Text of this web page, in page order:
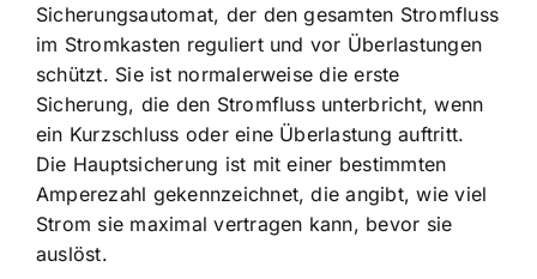
Sicherungsautomat, der den gesamten Stromfluss
im Stromkasten reguliert und vor Überlastungen
schützt. Sie ist normalerweise die erste
Sicherung, die den Stromfluss unterbricht, wenn
ein Kurzschluss oder eine Überlastung auftritt.
Die Hauptsicherung ist mit einer bestimmten
Amperezahl gekennzeichnet, die angibt, wie viel
Strom sie maximal vertragen kann, bevor sie
auslöst.